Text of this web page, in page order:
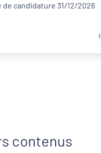
de candidature 31/12/2026
contenus